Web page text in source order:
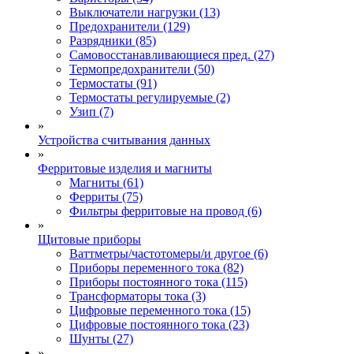
Выключатели нагрузки (13)
Предохранители (129)
Разрядники (85)
Самовосстанавливающиеся пред. (27)
Термопредохранители (50)
Термостаты (91)
Термостаты регулируемые (2)
Узип (7)
»
Устройства считывания данных
»
Ферритовые изделия и магниты
Магниты (61)
Ферриты (75)
Фильтры ферритовые на провод (6)
»
Щитовые приборы
Ваттметры/частотомеры/и другое (6)
Приборы переменного тока (82)
Приборы постоянного тока (115)
Трансформаторы тока (3)
Цифровые переменного тока (15)
Цифровые постоянного тока (23)
Шунты (27)